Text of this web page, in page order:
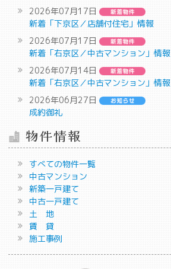
2026年07月17日
新着「下京区／店舗付住宅」情報
2026年07月17日
新着「右京区／中古マンション」情報
2026年07月14日
新着「右京区／中古マンション」情報
2026年06月27日
成約御礼
物件情報
すべての物件一覧
中古マンション
新築一戸建て
中古一戸建て
土 地
賃 貸
施工事例